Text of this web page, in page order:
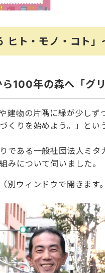
ヒト・モノ・コト
100年の森へ「グ
建物の片隅に緑が少しず
くりを始めよう。」と
である一般社団法人ミ
みについて伺いました。
（別ウィンドウで開きます